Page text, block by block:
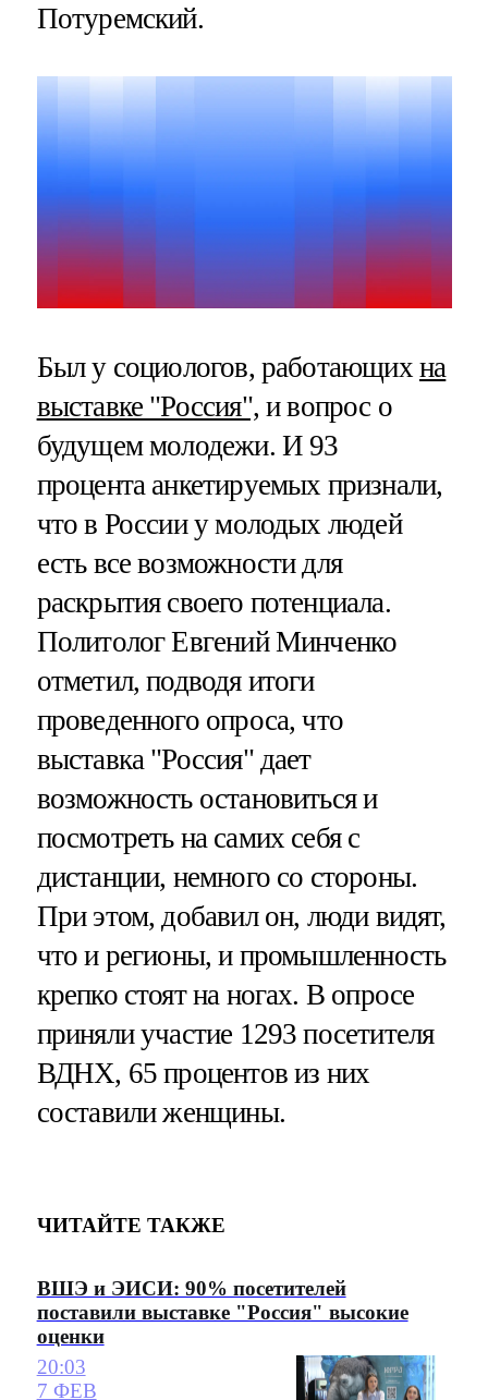
Потуремский.
Был у социологов, работающих на
выставке "Россия", и вопрос о
будущем молодежи. И 93
процента анкетируемых признали,
что в России у молодых людей
есть все возможности для
раскрытия своего потенциала.
Политолог Евгений Минченко
отметил, подводя итоги
проведенного опроса, что
выставка "Россия" дает
возможность остановиться и
посмотреть на самих себя с
дистанции, немного со стороны.
При этом, добавил он, люди видят,
что и регионы, и промышленность
крепко стоят на ногах. В опросе
приняли участие 1293 посетителя
ВДНХ, 65 процентов из них
составили женщины.
ЧИТАЙТЕ ТАКЖЕ
ВШЭ и ЭИСИ: 90% посетителей
поставили выставке "Россия" высокие
оценки
20:03
7 ФЕВ